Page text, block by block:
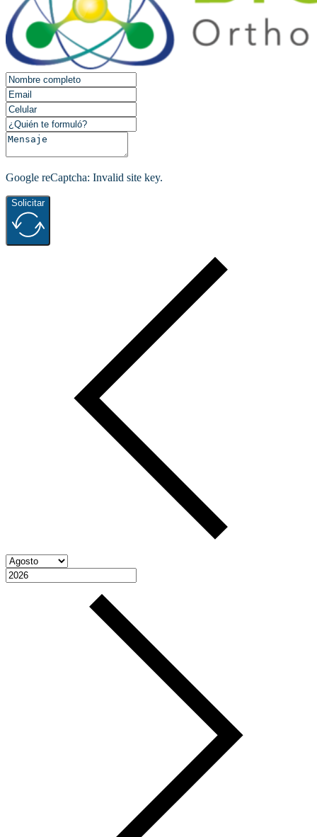
Google reCaptcha: Invalid site key.
Solicitar